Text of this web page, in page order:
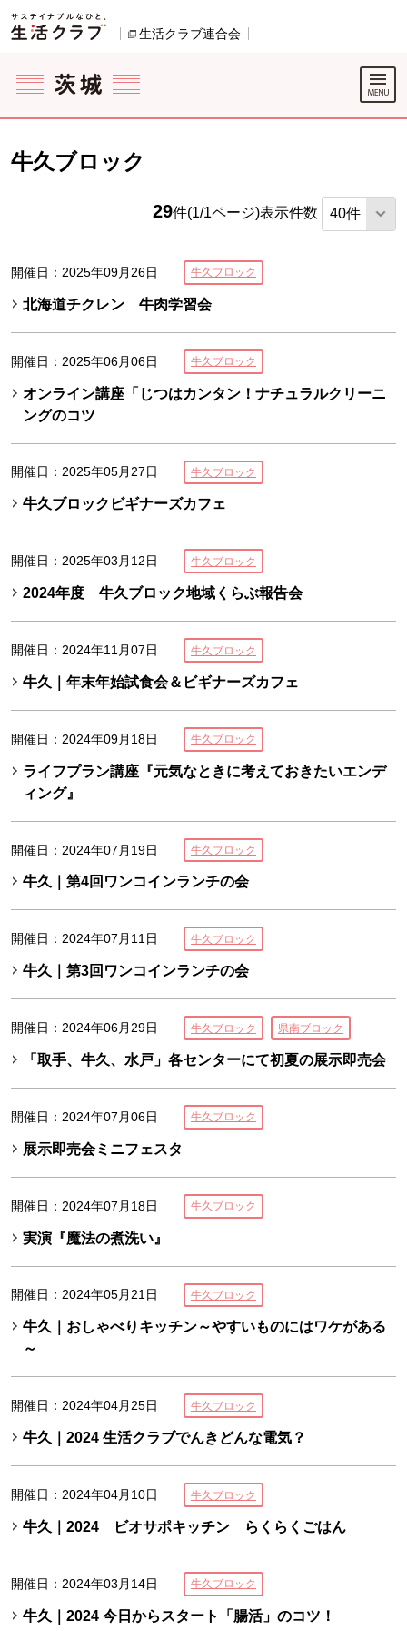
ページの先頭です。
生活クラブ連合会
ここからサイト内共通メニューです。
サイト内共通メニューをスキップする
サイト内共通メニューここまで。
牛久ブロック
29件(1/1ページ)表示件数
開催日：2025年09月26日 牛久ブロック
北海道チクレン 牛肉学習会
開催日：2025年06月06日 牛久ブロック
オンライン講座「じつはカンタン！ナチュラルクリーニ
ングのコツ
開催日：2025年05月27日 牛久ブロック
牛久ブロックビギナーズカフェ
開催日：2025年03月12日 牛久ブロック
2024年度 牛久ブロック地域くらぶ報告会
開催日：2024年11月07日 牛久ブロック
牛久｜年末年始試食会＆ビギナーズカフェ
開催日：2024年09月18日 牛久ブロック
ライフプラン講座『元気なときに考えておきたいエンデ
ィング』
開催日：2024年07月19日 牛久ブロック
牛久｜第4回ワンコインランチの会
開催日：2024年07月11日 牛久ブロック
牛久｜第3回ワンコインランチの会
開催日：2024年06月29日 牛久ブロック 県南ブロック
「取手、牛久、水戸」各センターにて初夏の展示即売会
開催日：2024年07月06日 牛久ブロック
展示即売会ミニフェスタ
開催日：2024年07月18日 牛久ブロック
実演『魔法の煮洗い』
開催日：2024年05月21日 牛久ブロック
牛久｜おしゃべりキッチン～やすいものにはワケがある
～
開催日：2024年04月25日 牛久ブロック
牛久｜2024 生活クラブでんきどんな電気？
開催日：2024年04月10日 牛久ブロック
牛久｜2024 ビオサポキッチン らくらくごはん
開催日：2024年03月14日 牛久ブロック
牛久｜2024 今日からスタート「腸活」のコツ！